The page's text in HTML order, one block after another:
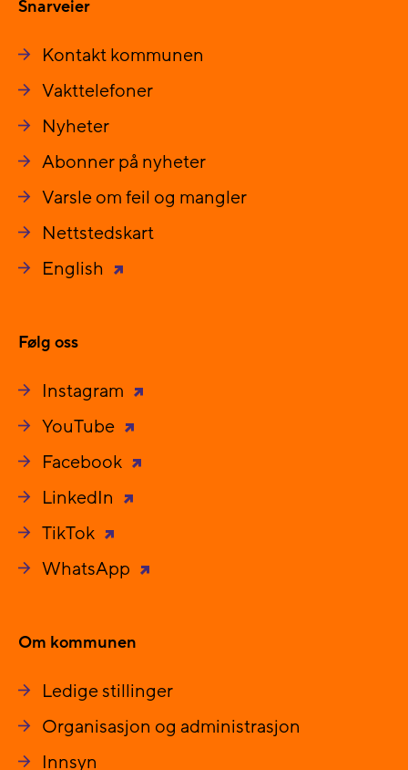
Snarveier
Kontakt kommunen
Vakttelefoner
Nyheter
Abonner på nyheter
Varsle om feil og mangler
Nettstedskart
English
Følg oss
Instagram
YouTube
Facebook
LinkedIn
TikTok
WhatsApp
Om kommunen
Ledige stillinger
Organisasjon og administrasjon
Innsyn